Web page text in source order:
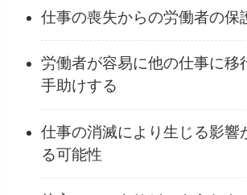
仕事の喪失からの労働者の保
労働者が容易に他の仕事に移
手助けする
仕事の消滅により生じる影響
る可能性